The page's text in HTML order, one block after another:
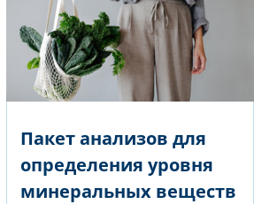
Пакет анализов для
определения уровня
минеральных веществ